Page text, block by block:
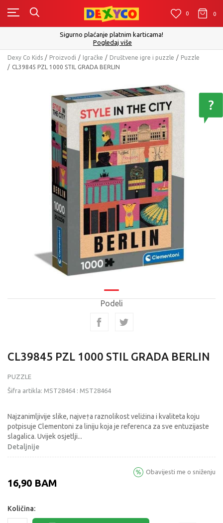
0 0
Sigurno plaćanje platnim karticama!
Pogledaj više
Dexy Co Kids Proizvodi Igračke Društvene igre i puzzle
Puzzle
CL39845 PZL 1000 STIL GRADA BERLIN
Podeli
CL39845 PZL 1000 STIL GRADA BERLIN
PUZZLE
Šifra artikla: MST28464 : MST28464
Najzanimljivije slike, najve†a raznolikost veliźina i kvaliteta koju
potpisuje Clementoni za liniju koja je referenca za sve entuzijaste
slagalica. Uvijek osjetlji...
Detaljnije
16,90 BAM
Obavijesti me o sniženju
Količina: